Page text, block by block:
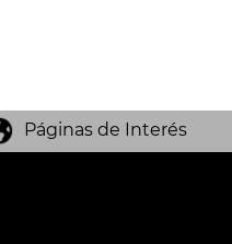
Páginas de Interés